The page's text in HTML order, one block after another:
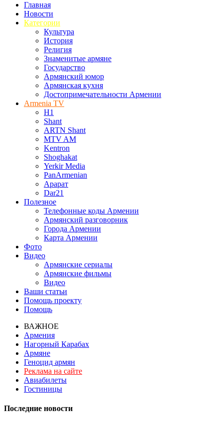
Главная
Новости
Категории
Культура
История
Религия
Знаменитые армяне
Государство
Армянский юмор
Армянская кухня
Достопримечательности Армении
Armenia TV
H1
Shant
ARTN Shant
MTV AM
Kentron
Shoghakat
Yerkir Media
PanArmenian
Арарат
Dar21
Полезное
Телефонные коды Армении
Армянский разговорник
Города Армении
Карта Армении
Фото
Видео
Армянские сериалы
Армянские фильмы
Видео
Ваши статьи
Помощь проекту
Помощь
ВАЖНОЕ
Армения
Нагорный Карабах
Армяне
Геноцид армян
Реклама на сайте
Авиабилеты
Гостиницы
Последние новости